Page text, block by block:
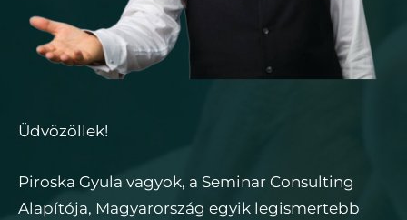
Üdvözöllek!
Piroska Gyula vagyok, a Seminar Consulting
Alapítója, Magyarország egyik legismertebb